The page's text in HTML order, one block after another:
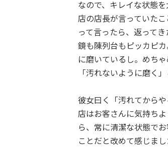
なので、キレイな状態
店の店長が言っていた
って言ったら、返って
鏡も陳列台もピッカピ
に磨いているし。めち
「汚れないように磨く
彼女曰く「汚れてから
店はお客さんに気持ち
ら、常に清潔な状態で
ことだと改めて感じまし